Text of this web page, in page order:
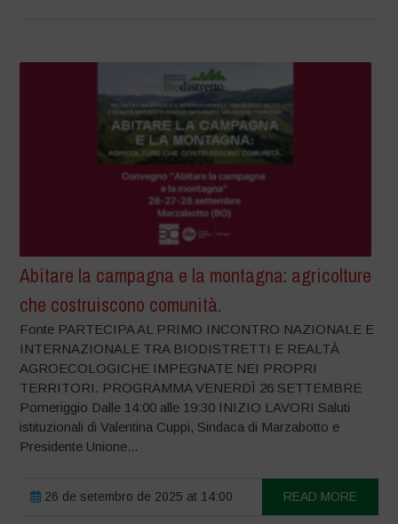
Abitare la campagna e la montagna: agricolture
che costruiscono comunità.
Fonte PARTECIPA AL PRIMO INCONTRO NAZIONALE E
INTERNAZIONALE TRA BIODISTRETTI E REALTÀ
AGROECOLOGICHE IMPEGNATE NEI PROPRI
TERRITORI. PROGRAMMA VENERDÌ 26 SETTEMBRE
Pomeriggio Dalle 14:00 alle 19:30 INIZIO LAVORI Saluti
istituzionali di Valentina Cuppi, Sindaca di Marzabotto e
Presidente Unione...
26 de setembro de 2025 at 14:00 READ MORE